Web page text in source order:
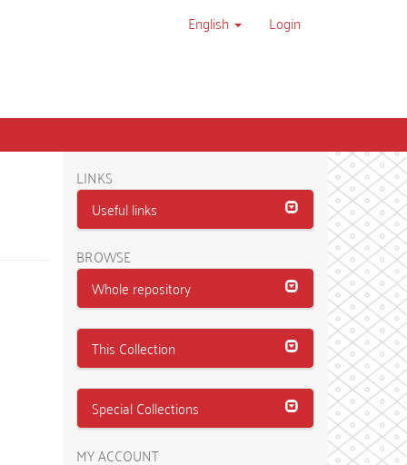
English Login
LINKS
Useful links
BROWSE
Whole repository
This Collection
Special Collections
MY ACCOUNT